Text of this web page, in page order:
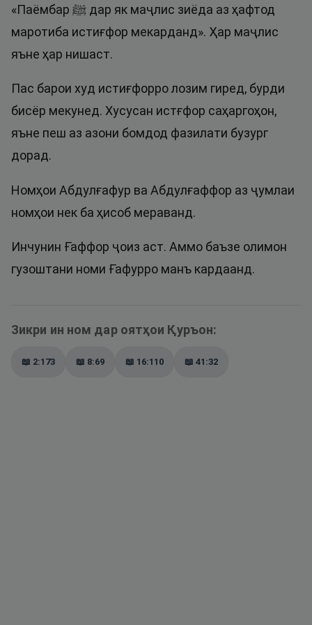
«Паёмбар ﷺ дар як маҷлис зиёда аз ҳафтод
маротиба истиғфор мекарданд». Ҳар маҷлис
яъне ҳар нишаст.
Пас барои худ истиғфорро лозим гиред, бурди
бисёр мекунед. Хусусан истғфор саҳаргоҳон,
яъне пеш аз азони бомдод фазилати бузург
дорад.
Номҳои Абдулғафур ва Абдулғаффор аз ҷумлаи
номҳои нек ба ҳисоб мераванд.
Инчунин Ғаффор ҷоиз аст. Аммо баъзе олимон
гузоштани номи Ғафурро манъ кардаанд.
Зикри ин ном дар оятҳои Қуръон:
📖 2:173 📖 8:69 📖 16:110 📖 41:32